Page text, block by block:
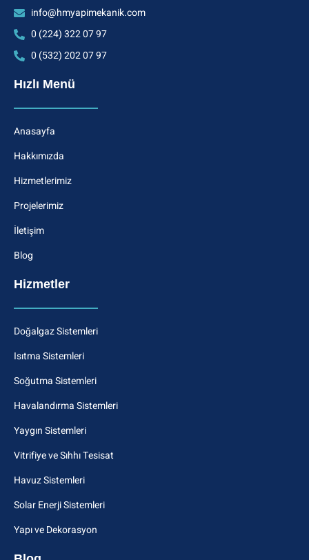
info@hmyapimekanik.com
0 (224) 322 07 97
0 (532) 202 07 97
Hızlı Menü
Anasayfa
Hakkımızda
Hizmetlerimiz
Projelerimiz
İletişim
Blog
Hizmetler
Doğalgaz Sistemleri
Isıtma Sistemleri
Soğutma Sistemleri
Havalandırma Sistemleri
Yaygın Sistemleri
Vitrifiye ve Sıhhı Tesisat
Havuz Sistemleri
Solar Enerji Sistemleri
Yapı ve Dekorasyon